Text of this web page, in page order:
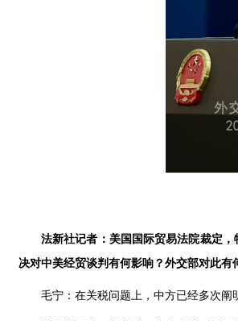
法新社记者：美国国际贸易法院裁定
决对中美经贸谈判有何影响？外交部对此有
毛宁：在关税问题上，中方已经多次